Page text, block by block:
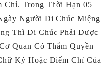
Chỉ. Trong Thời Hạn 05
Người Di Chúc Miệng
Thì Di Chúc Phải Được
Quan Có Thẩm Quyền
Ký Hoặc Điểm Chỉ Của